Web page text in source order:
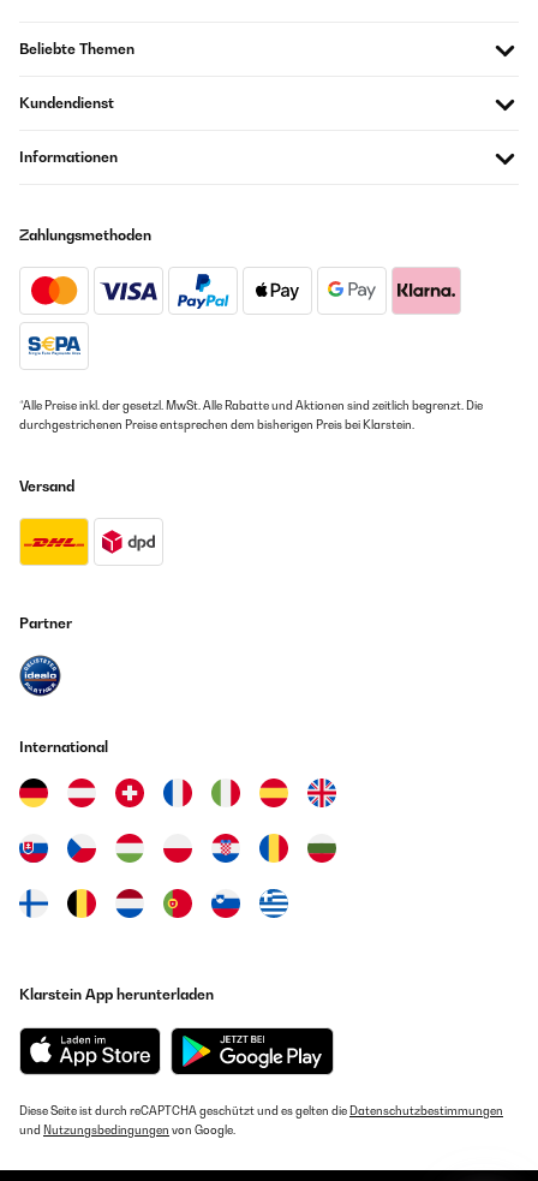
Beliebte Themen
Kundendienst
Informationen
Zahlungsmethoden
*Alle Preise inkl. der gesetzl. MwSt. Alle Rabatte und Aktionen sind zeitlich begrenzt. Die
durchgestrichenen Preise entsprechen dem bisherigen Preis bei Klarstein.
Versand
Partner
International
Klarstein App herunterladen
Diese Seite ist durch reCAPTCHA geschützt und es gelten die Datenschutzbestimmungen
und Nutzungsbedingungen von Google.